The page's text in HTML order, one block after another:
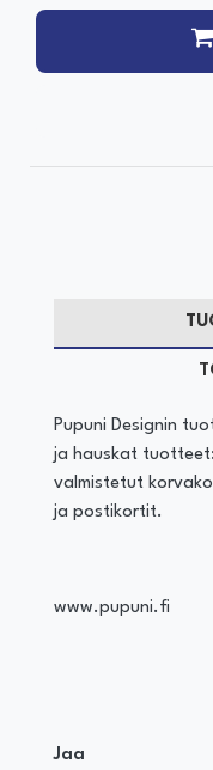
Pupuni Designin
ja hauskat
valmistetut
ja postikortit.
www.pupuni.fi
Jaa